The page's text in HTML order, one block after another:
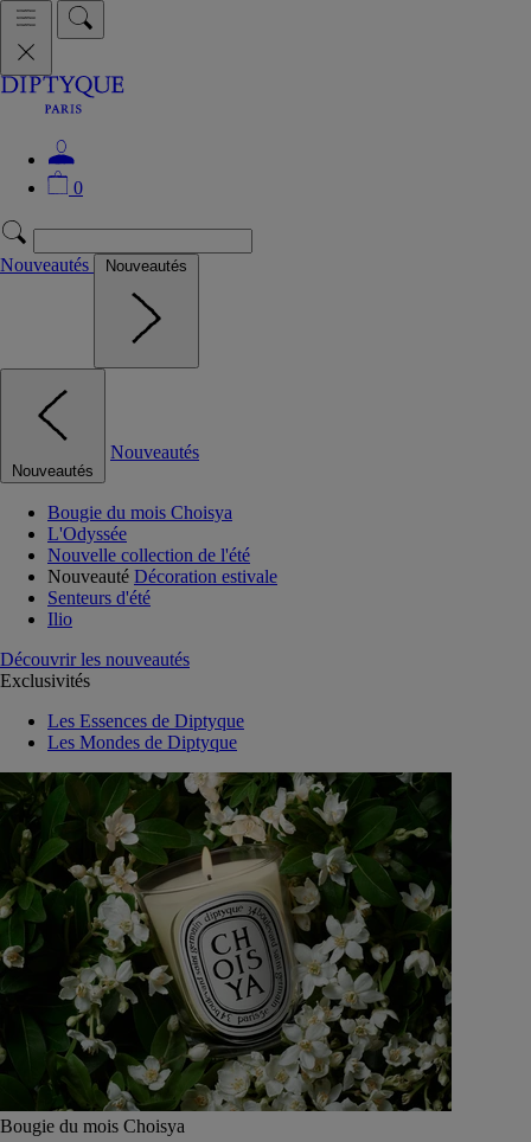
0
Nouveautés Nouveautés
Nouveautés
Nouveautés
Bougie du mois Choisya
L'Odyssée
Nouvelle collection de l'été
Nouveauté Décoration estivale
Senteurs d'été
Ilio
Découvrir les nouveautés
Exclusivités
Les Essences de Diptyque
Les Mondes de Diptyque
Bougie du mois Choisya